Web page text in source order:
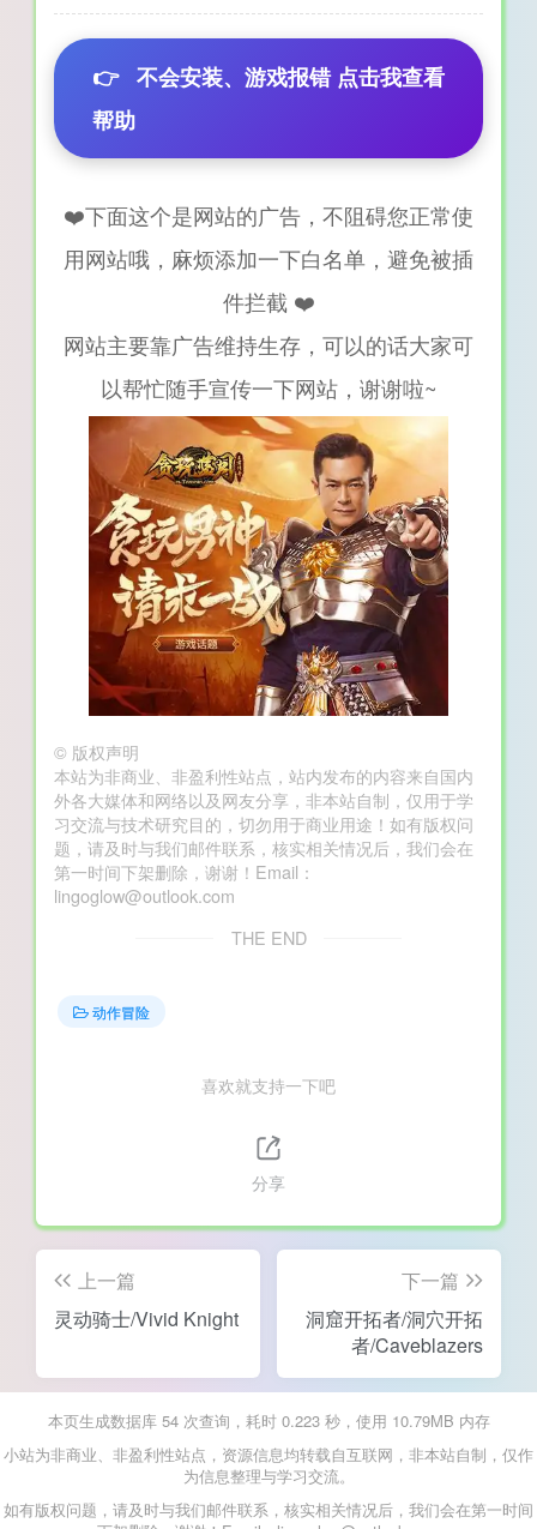
👉 不会安装、游戏报错 点击我查看
帮助
❤️下面这个是网站的广告，不阻碍您正常使
用网站哦，麻烦添加一下白名单，避免被插
件拦截 ❤️
网站主要靠广告维持生存，可以的话大家可
以帮忙随手宣传一下网站，谢谢啦~
© 版权声明
本站为非商业、非盈利性站点，站内发布的内容来自国内
外各大媒体和网络以及网友分享，非本站自制，仅用于学
习交流与技术研究目的，切勿用于商业用途！如有版权问
题，请及时与我们邮件联系，核实相关情况后，我们会在
第一时间下架删除，谢谢！Email：
lingoglow@outlook.com
THE END
动作冒险
喜欢就支持一下吧
分享
上一篇
灵动骑士/Vivid Knight
下一篇
洞窟开拓者/洞穴开拓
者/Caveblazers
本页生成数据库 54 次查询，耗时 0.223 秒，使用 10.79MB 内存
小站为非商业、非盈利性站点，资源信息均转载自互联网，非本站自制，仅作
为信息整理与学习交流。
如有版权问题，请及时与我们邮件联系，核实相关情况后，我们会在第一时间